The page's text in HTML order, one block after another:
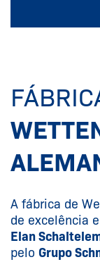
A fábrica de
de excelência
Elan
pelo Grupo